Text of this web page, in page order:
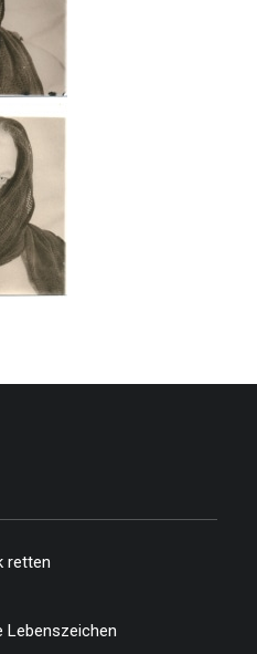
…
retten
Lebenszeichen